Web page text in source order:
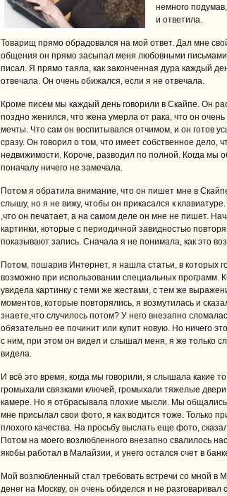
немного
и ответила.
Товарищ прямо обрадовался на мой ответ. Дал мне
общения он прямо засыпал меня любовными
писал. Я прямо таяла, как законченная дура каждый
отвечала. Он очень обижался, если я не отвечала.
Кроме писем мы каждый день говорили в Скайпе. Он
поздно женился, что жена умерла от рака, что он
мечты. Что сам он воспитывался отчимом, и он готов
сразу. Он говорил о том, что имеет собственное дело,
недвижимости. Короче, разводил по полной. Когда мы
поначалу ничего не замечала.
Потом я обратила внимание, что он пишет мне в
слышу, но я не вижу, чтобы он прикасался к
,что он печатает, а на самом деле он мне не пишет.
картинки, которые с периодичной завидностью
показывают запись. Сначала я не понимала, как это
Потом, пошарив Интернет, я нашла статьи, в которых
возможно при использовании специальных программ.
увидела картинку с теми же жестами, с тем же
моментов, которые повторялись, я возмутилась и
знаете,что случилось потом? У него внезапно
обязательно ее починит или купит новую. Но ничего
с ним, при этом он видел и слышал меня, я же только
видела.
И всё это время, когда мы говорили, я слышала какие
громыхали связками ключей, громыхали тяжелые двери.
камере. Но я отбрасывала плохие мысли. Мы общались,
мне присылал свои фото, я как водится тоже. Только
плохого качества. На просьбу выслать еще фото,
Потом на моего возлюбленного внезапно свалилось
якобы работал в Малайзии, и унего остался счет в
Мой возлюбленный стал требовать встречи со мной в
денег на Москву, он очень обиделся и не